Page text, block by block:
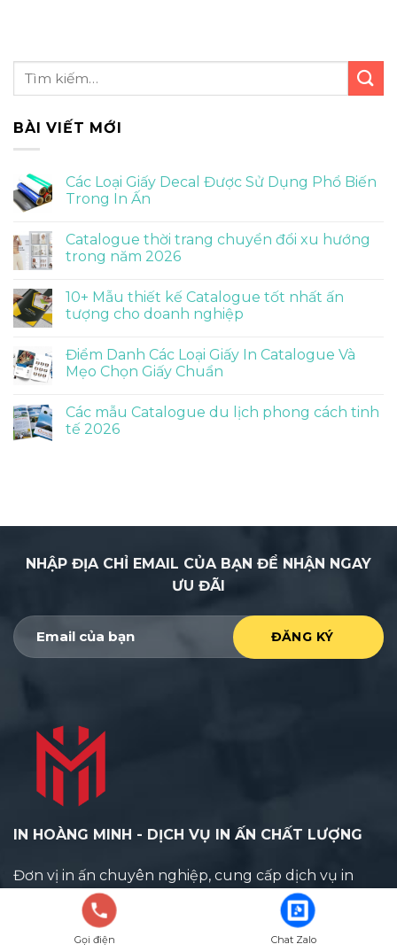
BÀI VIẾT MỚI
Các Loại Giấy Decal Được Sử Dụng Phổ Biến
Trong In Ấn
Catalogue thời trang chuyển đổi xu hướng
trong năm 2026
10+ Mẫu thiết kế Catalogue tốt nhất ấn
tượng cho doanh nghiệp
Điểm Danh Các Loại Giấy In Catalogue Và
Mẹo Chọn Giấy Chuẩn
Các mẫu Catalogue du lịch phong cách tinh
tế 2026
NHẬP ĐỊA CHỈ EMAIL CỦA BẠN ĐỂ NHẬN NGAY
ƯU ĐÃI
IN HOÀNG MINH - DỊCH VỤ IN ẤN CHẤT LƯỢNG
Đơn vị in ấn chuyên nghiệp, cung cấp dịch vụ in
nhanh, in offset, in kỹ thuật số chất lượng cao với giá
cạnh tranh, giao hàng tận nơi.
Gọi điện Chat Zalo